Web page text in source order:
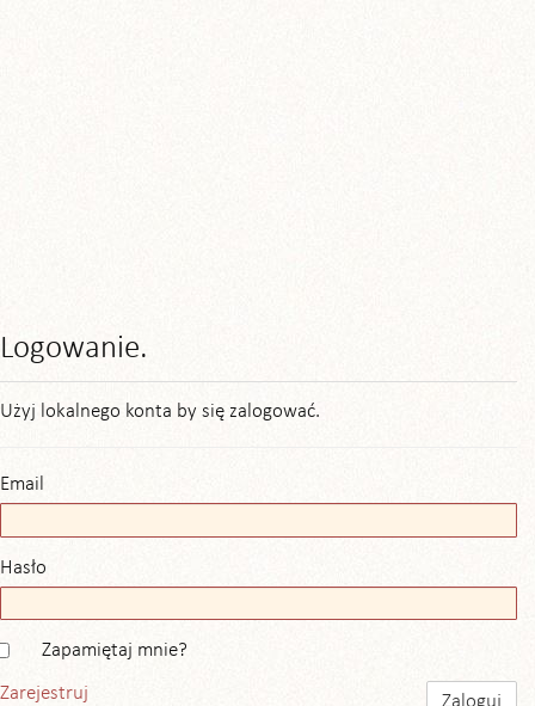
Logowanie.
Użyj lokalnego konta by się zalogować.
Email
Hasło
Zapamiętaj mnie?
Zarejestruj